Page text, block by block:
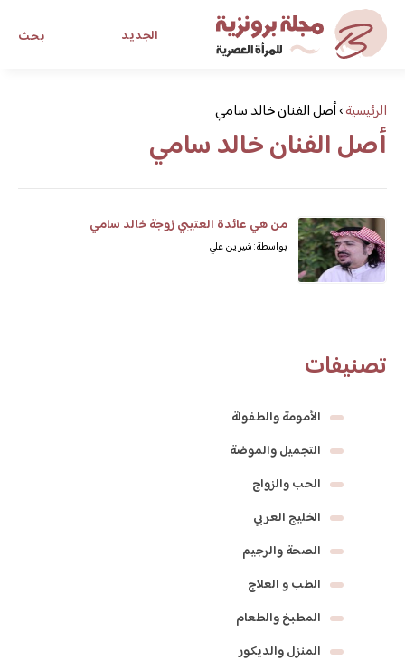
بحث الجديد
مجلة برونزية للفتاة العصرية
ابحث عن أي موضوع يهمك
الرئيسية›أصل الفنان خالد سامي
أصل الفنان خالد سامي
من هي عائدة العتيبي زوجة خالد سامي
بواسطة: شيرين علي
تصنيفات
الأمومة والطفولة
التجميل والموضة
الحب والزواج
الخليج العربي
الصحة والرجيم
الطب و العلاج
المطبخ والطعام
المنزل والديكور